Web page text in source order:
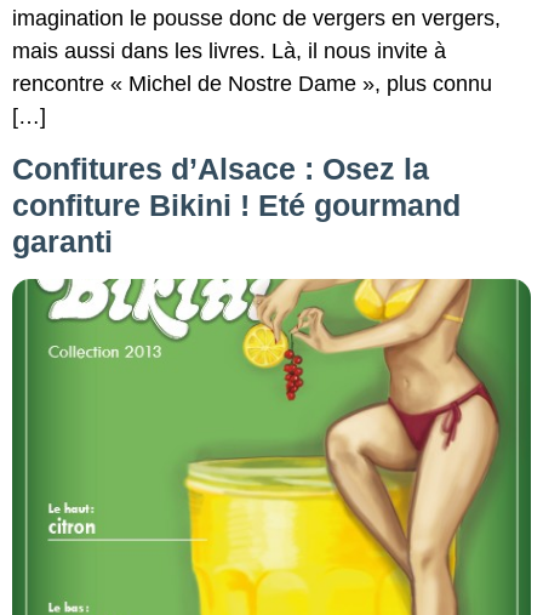
imagination le pousse donc de vergers en vergers,
mais aussi dans les livres. Là, il nous invite à
rencontre « Michel de Nostre Dame », plus connu
[…]
Confitures d’Alsace : Osez la
confiture Bikini ! Eté gourmand
garanti